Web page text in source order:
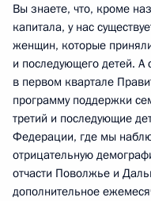
Вы знаете, что, кроме
капитала, у нас
женщин, которые
и последующего детей. А
в первом квартале
программу поддержки
третий и последующие
Федерации, где мы
отрицательную
отчасти Поволжье и
дополнительное